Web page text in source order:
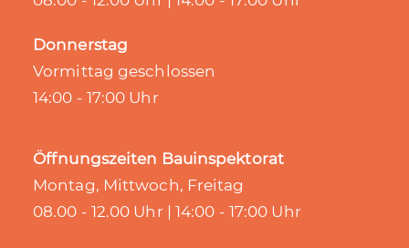
Donnerstag
Vormittag geschlossen
14:00 - 17:00 Uhr
Öffnungszeiten Bauinspektorat
Montag, Mittwoch, Freitag
08.00 - 12.00 Uhr | 14:00 - 17:00 Uhr